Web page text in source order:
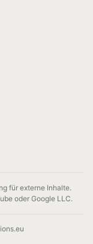
für externe Inhalte.
oder Google LLC.